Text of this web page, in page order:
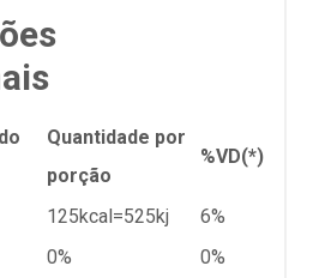
Quantidade por
porção
%VD(*)
125kcal=525kj
6%
0%
0%